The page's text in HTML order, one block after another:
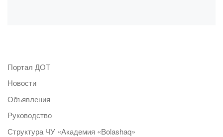
Портал ДОТ
Новости
Объявления
Руководство
Структура ЧУ «Академия «Bolashaq»